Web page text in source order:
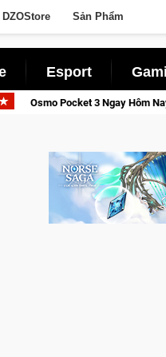
DZOStore Sản Phẩm
Esport
Lineage W –